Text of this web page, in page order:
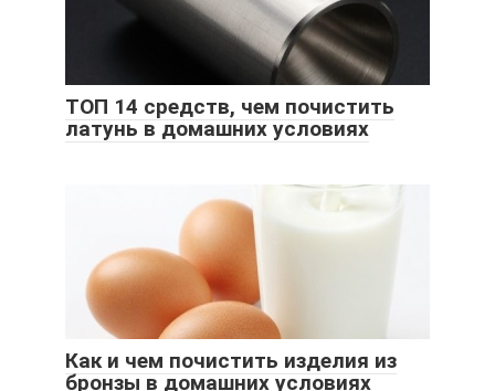
ТОП 14 средств, чем почистить
латунь в домашних условиях
Как и чем почистить изделия из
бронзы в домашних условиях